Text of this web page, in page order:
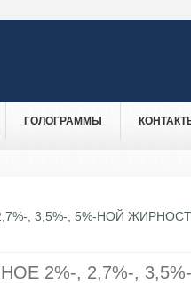
ГОЛОГРАММЫ
, 3,5%-, 5%-НОЙ
2%-, 2,7%-,